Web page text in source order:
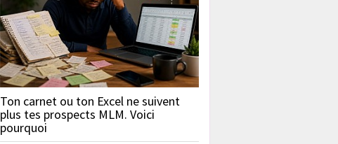
Ton carnet ou ton Excel ne suivent
plus tes prospects MLM. Voici
pourquoi